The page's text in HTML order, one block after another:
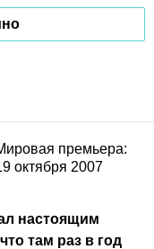
премьера:
октября 2007
настоящим
там раз в год